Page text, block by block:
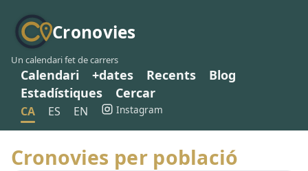
Cronovies
Un calendari fet de carrers
Calendari +dates Recents
Blog
Estadístiques
Cercar
CA ES EN Instagram
Cronovies per població